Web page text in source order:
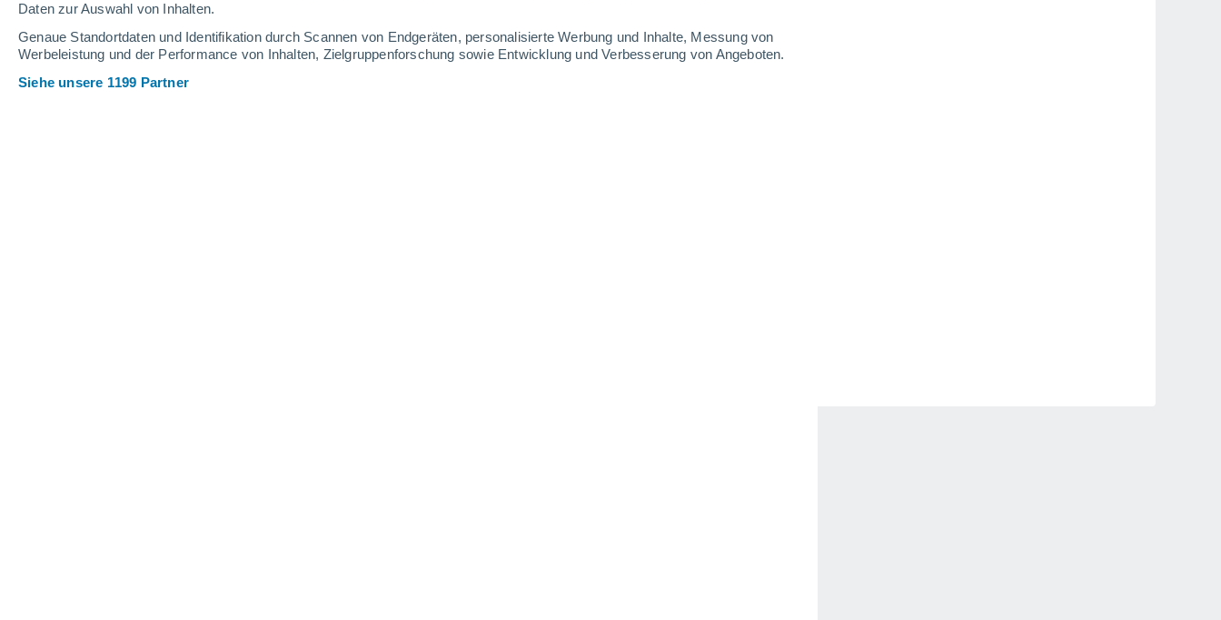
Daten zur Auswahl von Inhalten.
Genaue Standortdaten und Identifikation durch Scannen von Endgeräten, personalisierte Werbung und Inhalte, Messung von
Werbeleistung und der Performance von Inhalten, Zielgruppenforschung sowie Entwicklung und Verbesserung von Angeboten.
Siehe unsere 1199 Partner